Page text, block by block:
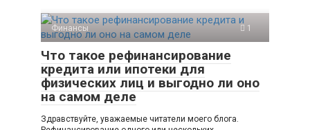
Финансы 1
Что такое рефинансирование
кредита или ипотеки для
физических лиц и выгодно ли оно
на самом деле
Здравствуйте, уважаемые читатели моего блога.